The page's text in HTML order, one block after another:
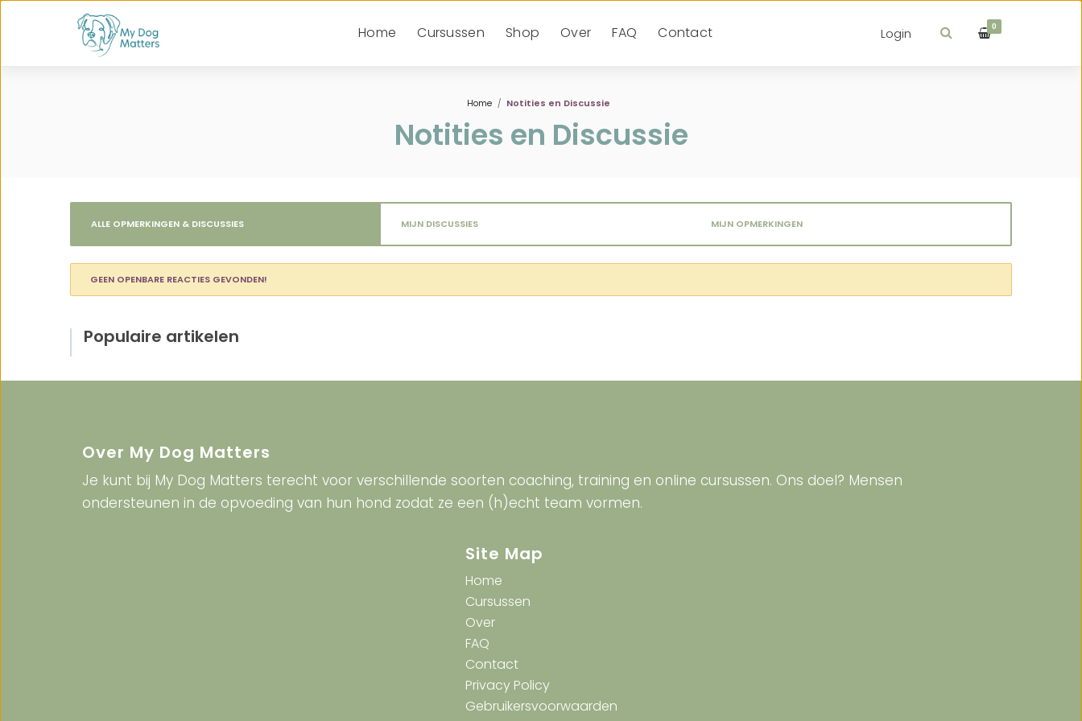
Home Cursussen Shop Over FAQ Contact Login 0
Home Notities en Discussie
Notities en Discussie
ALLE OPMERKINGEN & DISCUSSIES MIJN DISCUSSIES MIJN OPMERKINGEN
GEEN OPENBARE REACTIES GEVONDEN!
Populaire artikelen
Over My Dog Matters
Je kunt bij My Dog Matters terecht voor verschillende soorten coaching, training en online cursussen. Ons doel? Mensen
ondersteunen in de opvoeding van hun hond zodat ze een (h)echt team vormen.
Site Map
Home
Cursussen
Over
FAQ
Contact
Privacy Policy
Gebruikersvoorwaarden